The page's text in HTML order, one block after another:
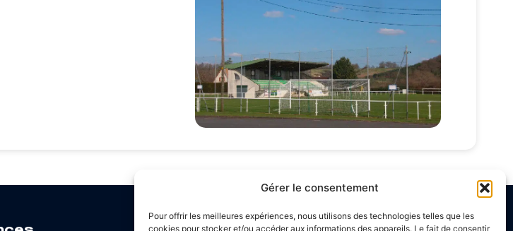
Gérer le consentement
Pour offrir les meilleures expériences, nous utilisons des technologies telles que les
cookies pour stocker et/ou accéder aux informations des appareils. Le fait de consentir
Horaires d’ouverture